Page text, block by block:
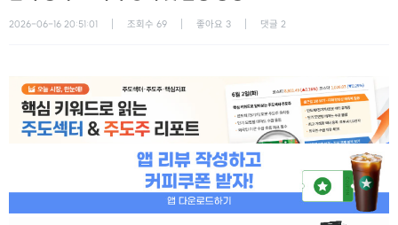
2026-06-16 20:51:01 조회수 69 좋아요 3 댓글 2